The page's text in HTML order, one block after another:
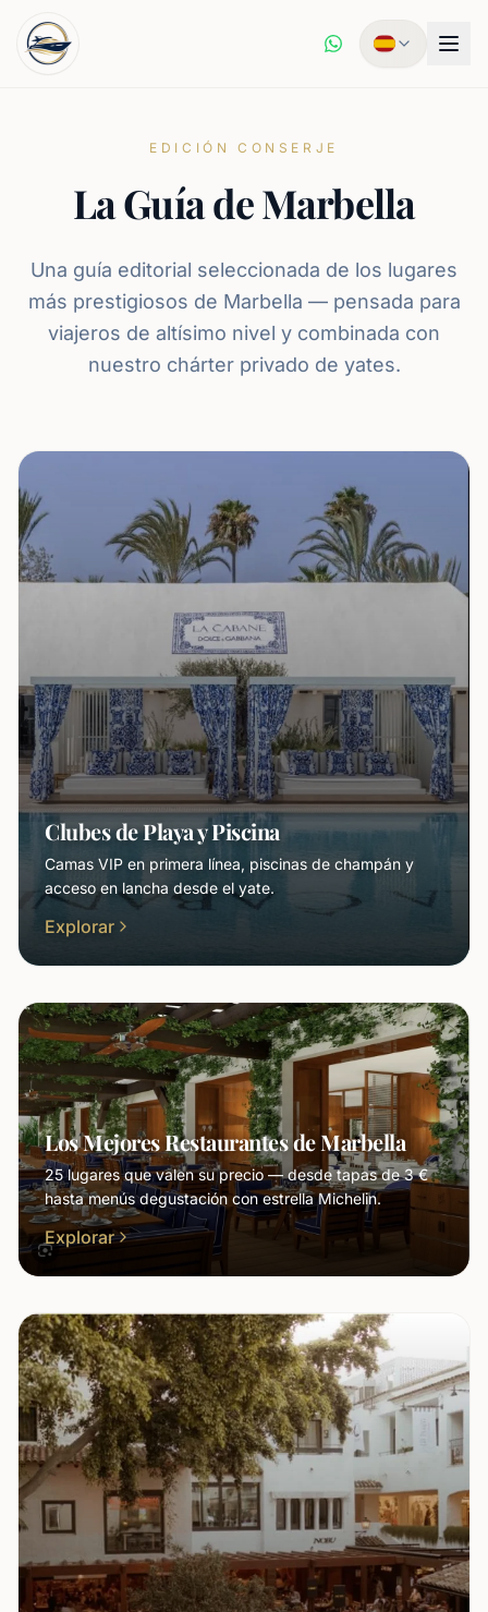
EDICIÓN CONSERJE
La Guía de Marbella
Una guía editorial seleccionada de los lugares
más prestigiosos de Marbella — pensada para
viajeros de altísimo nivel y combinada con
nuestro chárter privado de yates.
Clubes de Playa y Piscina
Camas VIP en primera línea, piscinas de champán y
acceso en lancha desde el yate.
Explorar
Los Mejores Restaurantes de Marbella
25 lugares que valen su precio — desde tapas de 3 €
hasta menús degustación con estrella Michelin.
Explorar